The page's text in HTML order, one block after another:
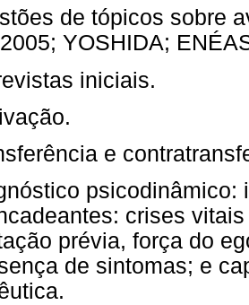
de tópicos sobre
YOSHIDA;
iniciais.
e
psicodinâmico:
crises
prévia, força do
de sintomas; e